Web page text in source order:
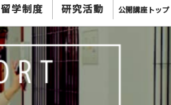
留学制度 研究活動 公開講座トップ